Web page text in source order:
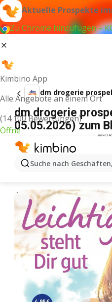
Aktuelle Prospekte
Zu Chrome hinzufügen –
Kimbino App
Alle Angebote an einem Ort
(14.100 Bewertungen)
Öffne
Suche nach
dm drogerie
dm drogerie
05.05.2026) zum